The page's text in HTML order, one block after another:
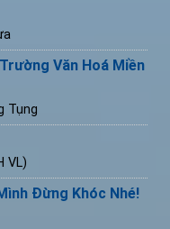
Văn Hoá Miền
Tụng
VL)
Đừng Khóc Nhé!